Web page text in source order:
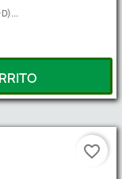
favorite_border